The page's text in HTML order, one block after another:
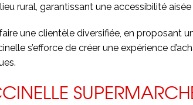
rural, garantissant une accessibilité
une clientèle diversifiée, en proposant
s’efforce de créer une expérience